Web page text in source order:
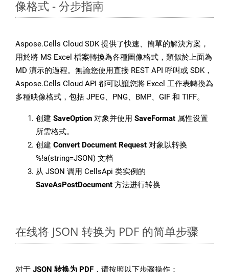
像格式 - 分步指南
Aspose.Cells Cloud SDK 提供了快速、簡單的解決方案，
用於將 MS Excel 檔案轉換為各種圖像格式，類似於上面為
MD 演示的過程。無論您使用直接 REST API 呼叫或 SDK，
Aspose.Cells Cloud API 都可以讓您將 Excel 工作表轉換為
多種映像格式，包括 JPEG、PNG、BMP、GIF 和 TIFF。
创建 SaveOption 对象并使用 SaveFormat 属性设置
所需格式。
创建 Convert Document Request 对象以转换
%!a(string=JSON) 文档
从 JSON 调用 CellsApi 类实例的
SaveAsPostDocument 方法进行转换
在线将 JSON 转换为 PDF 的简单步骤
对于 JSON 转换为 PDF ，请按照以下步骤操作：